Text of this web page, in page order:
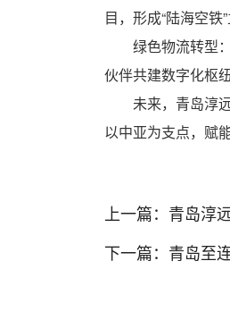
目，形成“陆海空
绿色物流转型
伙伴共建数字化枢
未来，青岛淳
以中亚为支点，赋
上一篇： 青岛淳
下一篇： 青岛至